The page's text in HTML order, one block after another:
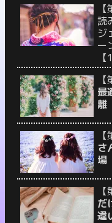
読
ジ
ー
最
離
さ
場
だ
違